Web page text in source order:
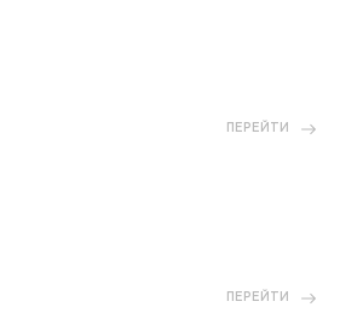
ПЕРЕЙТИ
ПЕРЕЙТИ